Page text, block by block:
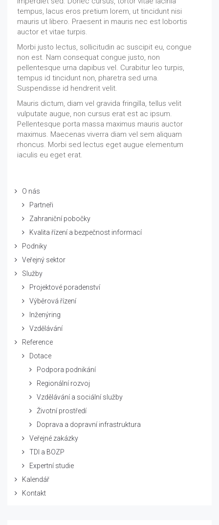
tempus, lacus eros pretium lorem, ut tincidunt nisi
mauris ut libero. Praesent in mauris nec est lobortis
auctor et vitae turpis.
Morbi justo lectus, sollicitudin ac suscipit eu, congue
non est. Nam consequat congue justo, non
pellentesque urna dapibus vel. Curabitur leo turpis,
tempus id tincidunt non, pharetra sed urna.
Suspendisse id hendrerit velit.
Mauris dictum, diam vel gravida fringilla, tellus velit
vulputate augue, non cursus erat est ac ipsum.
Pellentesque porta massa maximus mauris auctor
maximus. Maecenas viverra diam vel sem aliquam
rhoncus. Morbi sed lectus eget augue elementum
iaculis eu eget erat.
O nás
Partneři
Zahraniční pobočky
Kvalita řízení a bezpečnost informací
Podniky
Veřejný sektor
Služby
Projektové poradenství
Výběrová řízení
Inženýring
Vzdělávání
Reference
Dotace
Podpora podnikání
Regionální rozvoj
Vzdělávání a sociální služby
Životní prostředí
Doprava a dopravní infrastruktura
Veřejné zakázky
TDI a BOZP
Expertní studie
Kalendář
Kontakt